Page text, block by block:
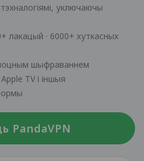
уключаючы
лакацый · 6000+ хуткасных
шыфраваннем
TV і іншыя
PandaVPN